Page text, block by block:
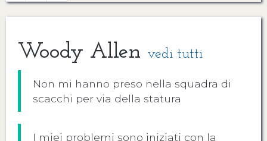
Woody Allen vedi tutti
Non mi hanno preso nella squadra di
scacchi per via della statura
I miei problemi sono iniziati con la